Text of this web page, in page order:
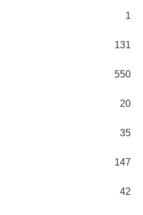
1
131
550
20
35
147
42